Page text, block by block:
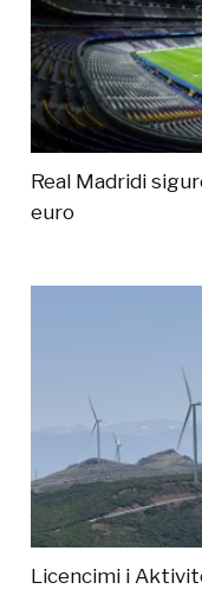
Real Madridi
euro
Licencimi i